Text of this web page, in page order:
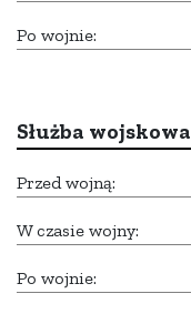
Po wojnie:
Służba wojskowa
Przed wojną:
W czasie wojny:
Po wojnie: